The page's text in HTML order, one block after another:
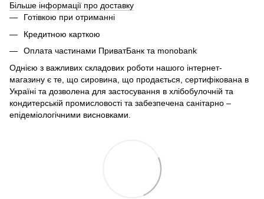
Більше інформації про доставку
Готівкою при отриманні
Кредитною карткою
Оплата частинами ПриватБанк та monobank
Однією з важливих складових роботи нашого інтернет-
магазину є те, що сировина, що продається, сертифікована в
Україні та дозволена для застосування в хлібобулочній та
кондитерській промисловості та забезпечена санітарно –
епідеміологічними висновками.